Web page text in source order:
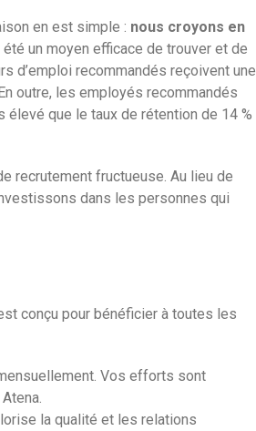
en est simple : nous croyons en
un moyen efficace de trouver et de
d’emploi recommandés reçoivent une
outre, les employés recommandés
que le taux de rétention de 14 %
recrutement fructueuse. Au lieu de
dans les personnes qui
conçu pour bénéficier à toutes les
Vos efforts sont
la qualité et les relations